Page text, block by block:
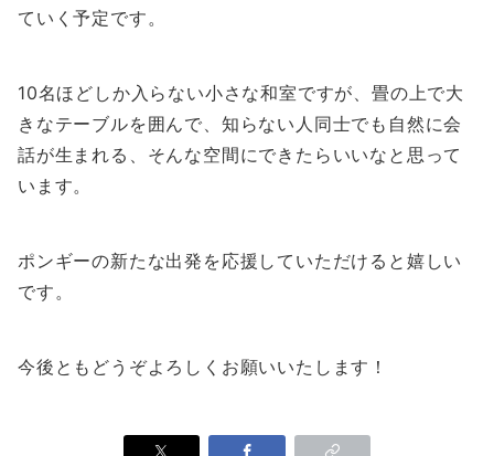
ていく予定です。
10名ほどしか入らない小さな和室ですが、畳の上で大
きなテーブルを囲んで、知らない人同士でも自然に会
話が生まれる、そんな空間にできたらいいなと思って
います。
ポンギーの新たな出発を応援していただけると嬉しい
です。
今後ともどうぞよろしくお願いいたします！